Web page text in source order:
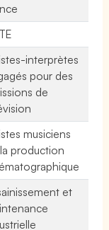
interprètes
pour des
de
musiciens
production
et